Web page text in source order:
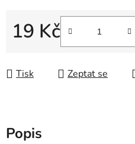
19 Kč
Měrná cena:
Tisk Zeptat se
Popis